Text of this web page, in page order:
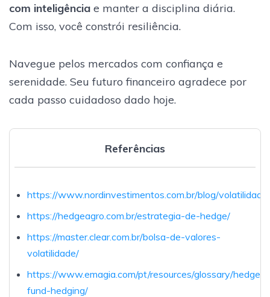
com inteligência e manter a disciplina diária.
Com isso, você constrói resiliência.
Navegue pelos mercados com confiança e
serenidade. Seu futuro financeiro agradece por
cada passo cuidadoso dado hoje.
Referências
https://www.nordinvestimentos.com.br/blog/volatilidade/
https://hedgeagro.com.br/estrategia-de-hedge/
https://master.clear.com.br/bolsa-de-valores-
volatilidade/
https://www.emagia.com/pt/resources/glossary/hedge-
fund-hedging/